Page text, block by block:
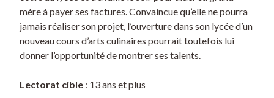
mère à payer ses factures. Convaincue qu’elle ne pourra
jamais réaliser son projet, l’ouverture dans son lycée d’un
nouveau cours d’arts culinaires pourrait toutefois lui
donner l’opportunité de montrer ses talents.
Lectorat cible : 13 ans et plus